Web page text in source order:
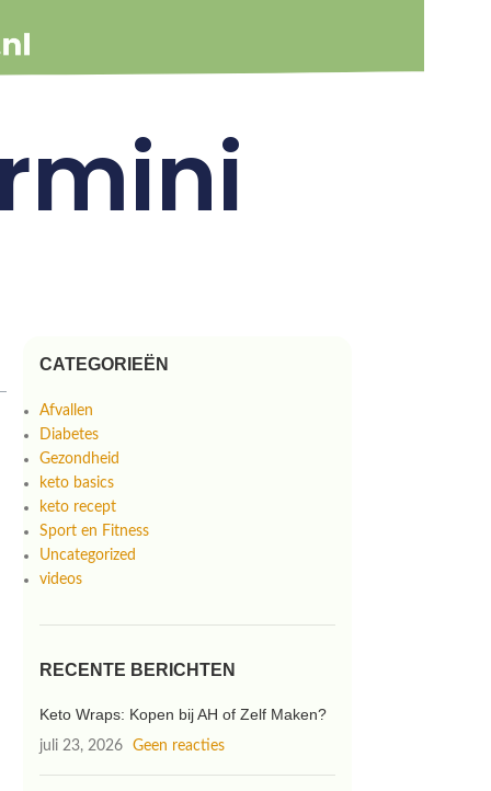
CATEGORIEËN
Afvallen
Diabetes
Gezondheid
keto basics
keto recept
Sport en Fitness
Uncategorized
videos
RECENTE BERICHTEN
Keto Wraps: Kopen bij AH of Zelf Maken?
juli 23, 2026 Geen reacties